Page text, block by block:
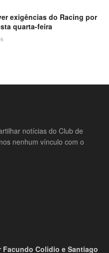
exigências do Racing por
quarta-feira
notícias do Club de
nenhum vínculo com o
Facundo Colidio e Santiago